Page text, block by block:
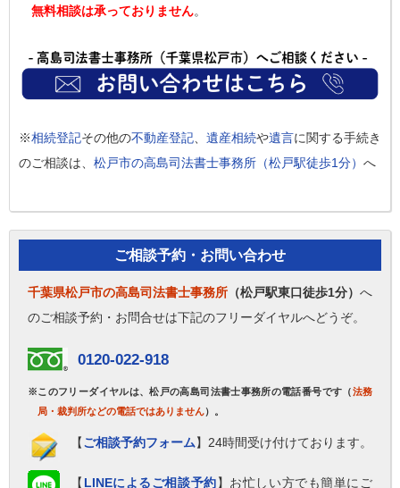
無料相談は承っておりません。
※相続登記その他の不動産登記 遺産相続や遺言に関する手続き
のご相談は、 松戸市の高島司法書士事務所（松戸駅徒歩1分） へ
ご相談予約・お問い合わせ
千葉県松戸市の高島司法書士事務所 （松戸駅東口徒歩1分） へ
のご相談予約・お問合せは下記のフリーダイヤルへどうぞ。
0120-022-918
※このフリーダイヤルは、松戸の高島司法書士事務所の電話番号です（法務
局・裁判所などの電話ではありません）。
【ご相談予約フォーム】24時間受け付けております。
【 LINEによるご相談予約】お忙しい方でも簡単にご